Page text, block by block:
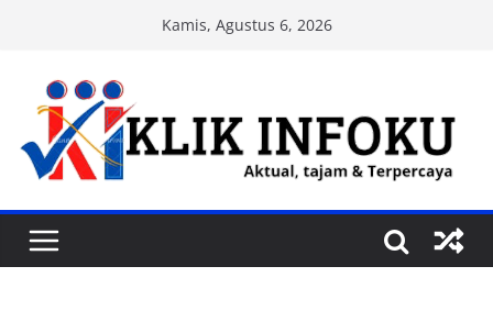
content
Kamis, Agustus 6, 2026